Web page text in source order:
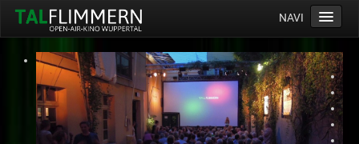
NAVI
Home
Programm
Service
Ticketinfos